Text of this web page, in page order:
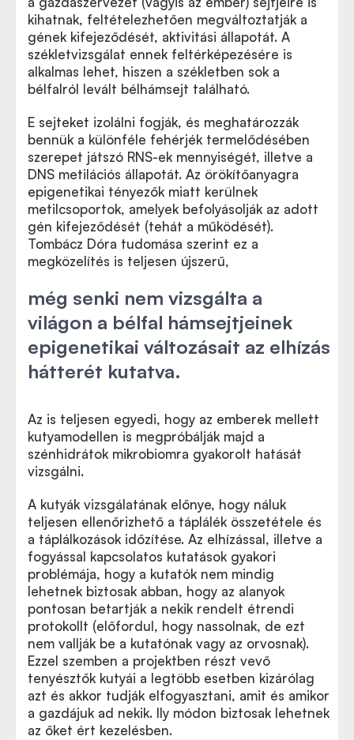
kihatnak, feltételezhetően megváltoztatják a
gének kifejeződését, aktivitási állapotát. A
székletvizsgálat ennek feltérképezésére is
alkalmas lehet, hiszen a székletben sok a
bélfalról levált bélhámsejt található.
E sejteket izolálni fogják, és meghatározzák
bennük a különféle fehérjék termelődésében
szerepet játszó RNS-ek mennyiségét, illetve a
DNS metilációs állapotát. Az örökítőanyagra
epigenetikai tényezők miatt kerülnek
metilcsoportok, amelyek befolyásolják az adott
gén kifejeződését (tehát a működését).
Tombácz Dóra tudomása szerint ez a
megközelítés is teljesen újszerű,
még senki nem vizsgálta a
világon a bélfal hámsejtjeinek
epigenetikai változásait az elhízás
hátterét kutatva.
Az is teljesen egyedi, hogy az emberek mellett
kutyamodellen is megpróbálják majd a
szénhidrátok mikrobiomra gyakorolt hatását
vizsgálni.
A kutyák vizsgálatának előnye, hogy náluk
teljesen ellenőrizhető a táplálék összetétele és
a táplálkozások időzítése. Az elhízással, illetve a
fogyással kapcsolatos kutatások gyakori
problémája, hogy a kutatók nem mindig
lehetnek biztosak abban, hogy az alanyok
pontosan betartják a nekik rendelt étrendi
protokollt (előfordul, hogy nassolnak, de ezt
nem vallják be a kutatónak vagy az orvosnak).
Ezzel szemben a projektben részt vevő
tenyésztők kutyái a legtöbb esetben kizárólag
azt és akkor tudják elfogyasztani, amit és amikor
a gazdájuk ad nekik. Ily módon biztosak lehetnek
az őket ért kezelésben.